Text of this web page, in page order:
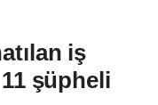
iş
şüpheli